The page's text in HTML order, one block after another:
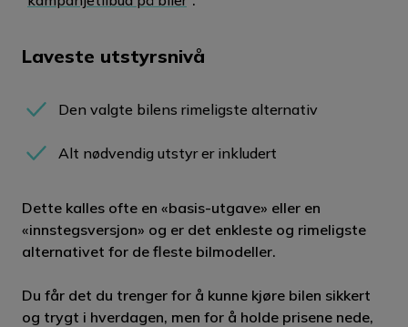
Laveste utstyrsnivå
Den valgte bilens rimeligste alternativ
Alt nødvendig utstyr er inkludert
Dette kalles ofte en «basis-utgave» eller en
«innstegsversjon» og er det enkleste og rimeligste
alternativet for de fleste bilmodeller.
Du får det du trenger for å kunne kjøre bilen sikkert
og trygt i hverdagen, men for å holde prisene nede,